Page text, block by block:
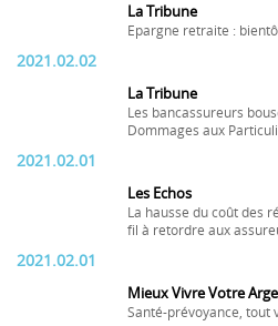
La Tribune
Epargne retraite :
2021.02.02
La Tribune
Les bancassureurs
Dommages aux
2021.02.01
Les Echos
La hausse du coût des
fil à retordre aux
2021.02.01
Mieux Vivre Votre
Santé-prévoyance, tout